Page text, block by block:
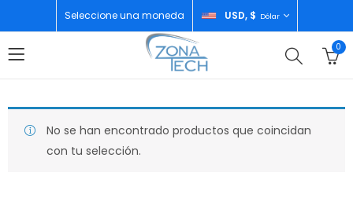
Seleccione una moneda USD, $ Dólar
0
No se han encontrado productos que coincidan
con tu selección.